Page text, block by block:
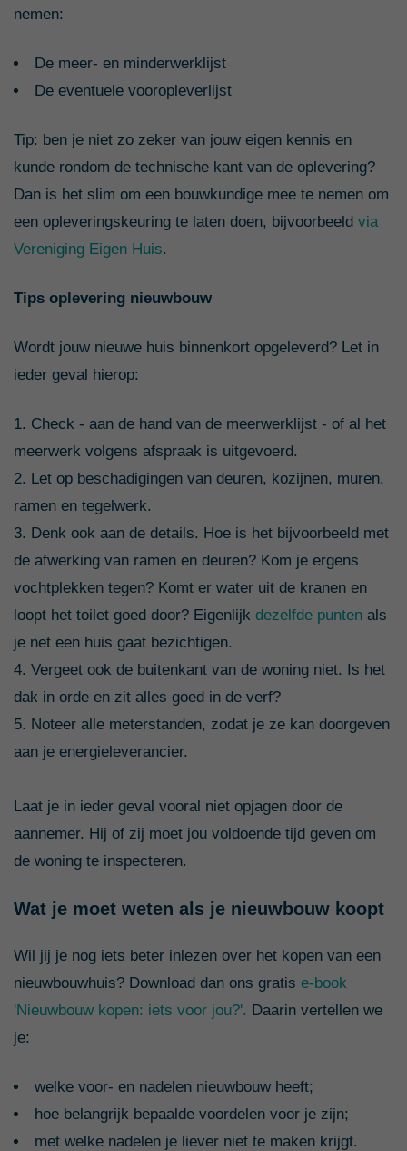
nemen:
De meer- en minderwerklijst
De eventuele vooropleverlijst
Tip: ben je niet zo zeker van jouw eigen kennis en
kunde rondom de technische kant van de oplevering?
Dan is het slim om een bouwkundige mee te nemen om
een opleveringskeuring te laten doen, bijvoorbeeld via
Vereniging Eigen Huis.
Tips oplevering nieuwbouw
Wordt jouw nieuwe huis binnenkort opgeleverd? Let in
ieder geval hierop:
1. Check - aan de hand van de meerwerklijst - of al het
meerwerk volgens afspraak is uitgevoerd.
2. Let op beschadigingen van deuren, kozijnen, muren,
ramen en tegelwerk.
3. Denk ook aan de details. Hoe is het bijvoorbeeld met
de afwerking van ramen en deuren? Kom je ergens
vochtplekken tegen? Komt er water uit de kranen en
loopt het toilet goed door? Eigenlijk dezelfde punten als
je net een huis gaat bezichtigen.
4. Vergeet ook de buitenkant van de woning niet. Is het
dak in orde en zit alles goed in de verf?
5. Noteer alle meterstanden, zodat je ze kan doorgeven
aan je energieleverancier.
Laat je in ieder geval vooral niet opjagen door de
aannemer. Hij of zij moet jou voldoende tijd geven om
de woning te inspecteren.
Wat je moet weten als je nieuwbouw koopt
Wil jij je nog iets beter inlezen over het kopen van een
nieuwbouwhuis? Download dan ons gratis e-book
'Nieuwbouw kopen: iets voor jou?'. Daarin vertellen we
je:
welke voor- en nadelen nieuwbouw heeft;
hoe belangrijk bepaalde voordelen voor je zijn;
met welke nadelen je liever niet te maken krijgt.